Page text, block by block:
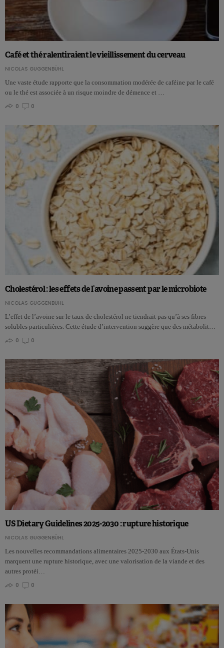
Café et thé ralentiraient le vieillissement du cerveau
NICOLAS GUGGENBÜHL
Une vaste étude rapporte que la consommation modérée de caféine par le café
ou le thé est associée à un risque moindre de démence et …
0
0
Cholestérol : les effets de l’avoine passent par le microbiote
NICOLAS GUGGENBÜHL
L’effet de l’avoine sur le taux de cholestérol ne tiendrait pas qu’à ses fibres
solubles particulières. Cette étude d’intervention suggère que des métabolit…
0
0
US Dietary Guidelines 2025-2030 : rupture historique
NICOLAS GUGGENBÜHL
Les nouvelles recommandations alimentaires 2025-2030 aux États-Unis
marquent une rupture historique, avec une valorisation de la viande et des
autres protéi…
0
0